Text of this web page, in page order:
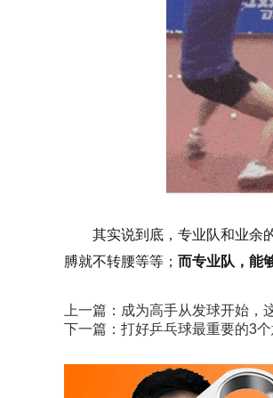
其实说到底，专业队和业余
膊就不转腰等等； 而专业队， 能
上一篇： 成为高手从发球开始，
下一篇： 打好乒乓球最重要的3